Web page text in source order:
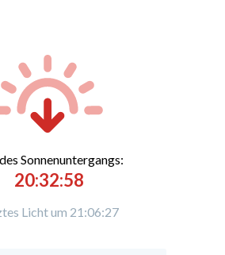
Sonnenuntergangs:
20:32:58
Licht um 21:06:27